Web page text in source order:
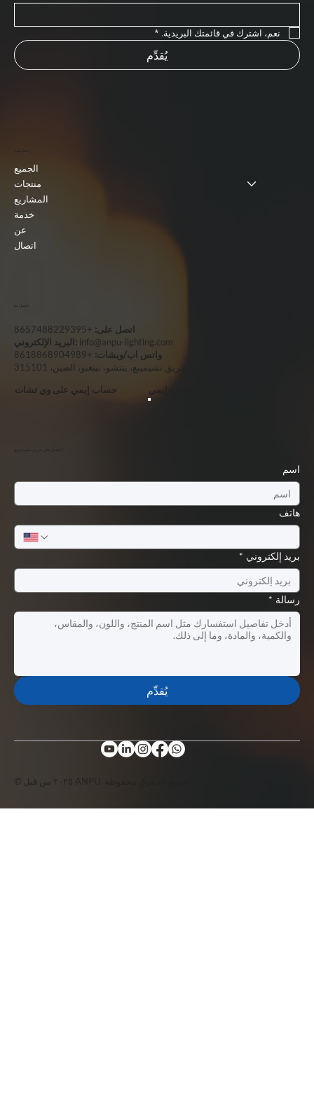
اسم
هاتف
بريد إلكتروني *
رسالة *
يُقدِّم
اتصل على: +8657488229395
البريد الإلكتروني: info@anpu-lighting.com
واتس اب/ويشات: +8618868904989
حساب إيمي على وي تشات
واتساب إيمي
الجميع
منتجات
المشاريع
خدمة
عن
اتصال
نعم، اشترك في قائمتك البريدية. *
يُقدِّم